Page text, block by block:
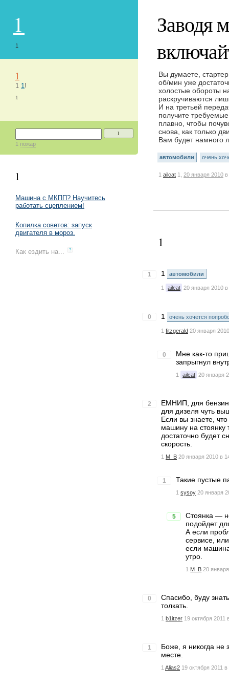
1
1
1
1 1!
1
1
1 пожар
1
Машина с МКПП? Научитесь
работать сцеплением!
Копилка советов: запуск
двигателя в мороз.
Как ездить на... ?
Заводя
Вы думаете,
об/мин уже
холостые обороты
раскручиваются
И на третьей
получите
плавно, чтобы
снова, как только
Вам будет намного
автомобили очень
1 ailcat 1, 20 января 2010 в
1
1 1 автомобили
1 ailcat 20 января 2010
0 1 очень хочется
1 fitzgerald 20 января
0
Мне как-то
запрыгнул
1 ailcat 20 января
2
ЕМНИП, для
для дизеля чуть
Если вы знаете,
машину на стоянку
достаточно будет
скорость.
1 M_B 20 января 2010 в
1 Такие пустые
1 sysoy 20 января
5
Стоянка —
подойдет
А если
сервисе,
если
утро.
1 M_B 20
0
Спасибо, буду
толкать.
1 b1itzer 19 октября 2011
1
Боже, я никогда не
месте.
1 Alias2 19 октября 2011